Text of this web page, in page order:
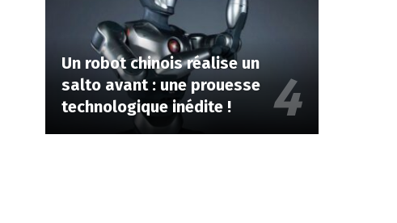
Un robot chinois réalise un
salto avant : une prouesse
technologique inédite !